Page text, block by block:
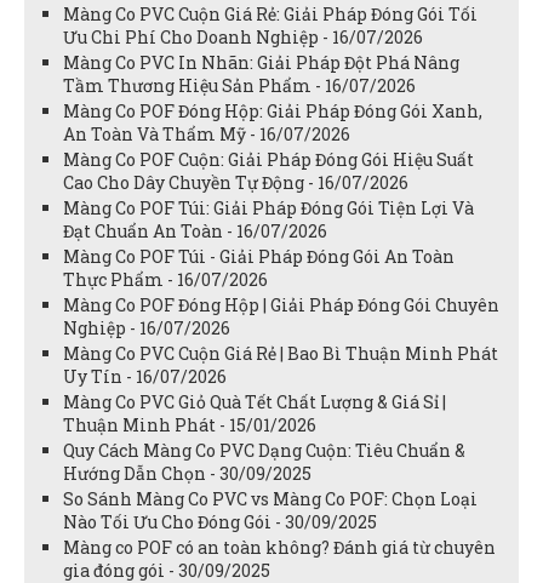
Màng Co PVC Cuộn Giá Rẻ: Giải Pháp Đóng Gói Tối
Ưu Chi Phí Cho Doanh Nghiệp - 16/07/2026
Màng Co PVC In Nhãn: Giải Pháp Đột Phá Nâng
Tầm Thương Hiệu Sản Phẩm - 16/07/2026
Màng Co POF Đóng Hộp: Giải Pháp Đóng Gói Xanh,
An Toàn Và Thẩm Mỹ - 16/07/2026
Màng Co POF Cuộn: Giải Pháp Đóng Gói Hiệu Suất
Cao Cho Dây Chuyền Tự Động - 16/07/2026
Màng Co POF Túi: Giải Pháp Đóng Gói Tiện Lợi Và
Đạt Chuẩn An Toàn - 16/07/2026
Màng Co POF Túi - Giải Pháp Đóng Gói An Toàn
Thực Phẩm - 16/07/2026
Màng Co POF Đóng Hộp | Giải Pháp Đóng Gói Chuyên
Nghiệp - 16/07/2026
Màng Co PVC Cuộn Giá Rẻ | Bao Bì Thuận Minh Phát
Uy Tín - 16/07/2026
Màng Co PVC Giỏ Quà Tết Chất Lượng & Giá Sỉ |
Thuận Minh Phát - 15/01/2026
Quy Cách Màng Co PVC Dạng Cuộn: Tiêu Chuẩn &
Hướng Dẫn Chọn - 30/09/2025
So Sánh Màng Co PVC vs Màng Co POF: Chọn Loại
Nào Tối Ưu Cho Đóng Gói - 30/09/2025
Màng co POF có an toàn không? Đánh giá từ chuyên
gia đóng gói - 30/09/2025